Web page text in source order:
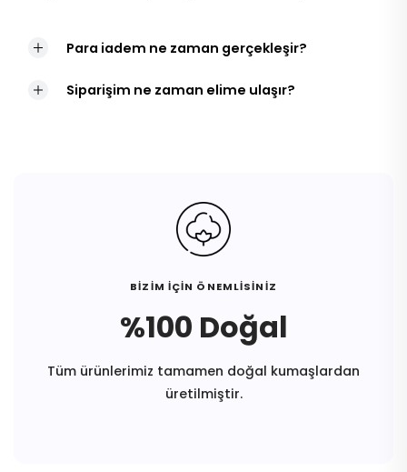
Para iadem ne zaman gerçekleşir?
Siparişim ne zaman elime ulaşır?
BİZİM İÇİN ÖNEMLİSİNİZ
%100 Doğal
Tüm ürünlerimiz tamamen doğal kumaşlardan
üretilmiştir.